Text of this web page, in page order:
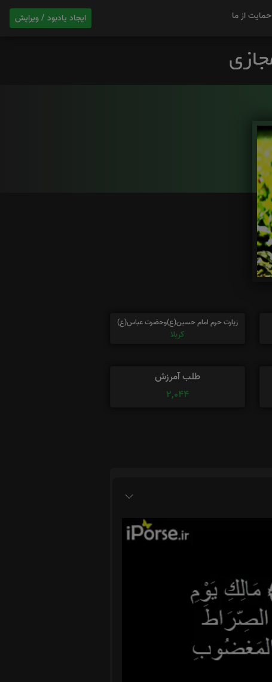
ایجاد یادبود / ویرایش حمایت از ما
زیارت حرم امام حسین(ع)وحضرت عباس(ع)
کربلا
طلب آمرزش
2,044